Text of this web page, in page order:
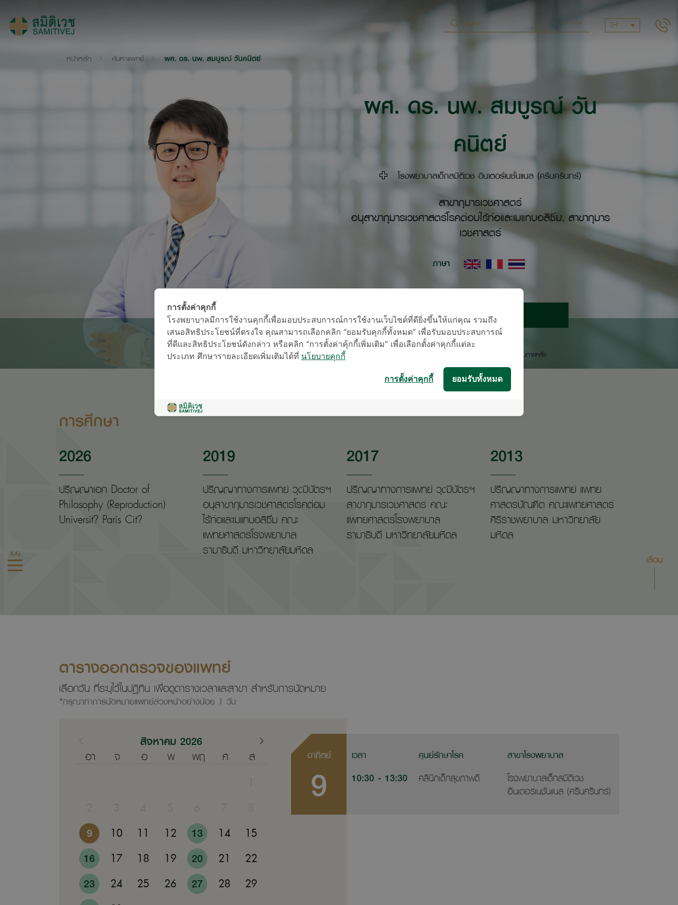
TH
เมนู
หน้าหลัก ค้นหาแพทย์ ผศ. ดร. นพ. สมบูรณ์ วันคนิตย์
ผศ. ดร. นพ. สมบูรณ์ วัน
คนิตย์
โรงพยาบาลเด็กสมิติเวช อินเตอร์เนชั่นแนล (ศรีนครินทร์)
สาขากุมารเวชศาสตร์
อนุสาขากุมารเวชศาสตร์โรคต่อมไร้ท่อและเมแทบอลิซึม, สาขากุมาร
เวชศาสตร์
ภาษา
นัดหมายแพทย์
ติดต่อสอบถาม
* เจ้าหน้าที่ของโรงพยาบาลจะติดต่อท่านกลับในภายหลัง
การศึกษา
2026
ปริญญาเอก Doctor of
Philosophy (Reproduction)
Universit? Paris Cit?
2019
ปริญญาทางการแพทย์ วุฒิบัตรฯ
อนุสาขากุมารเวชศาสตร์โรคต่อม
ไร้ท่อและเมแทบอลิซึม คณะ
แพทยศาสตร์โรงพยาบาล
รามาธิบดี มหาวิทยาลัยมหิดล
2017
ปริญญาทางการแพทย์ วุฒิบัตรฯ
สาขากุมารเวชศาสตร์ คณะ
แพทยศาสตร์โรงพยาบาล
รามาธิบดี มหาวิทยาลัยมหิดล
2013
ปริญญาทางการแพทย์ แพทย
ศาสตรบัณฑิต คณะแพทยศาสตร์
ศิริราชพยาบาล มหาวิทยาลัย
มหิดล
ตารางออกตรวจของแพทย์
เลือกวัน ที่ระบุไว้ในปฎิทิน เพื่อดูตารางเวลาและสาขา สำหรับการนัดหมาย
*กรุณาทำการนัดหมายแพทย์ล่วงหน้าอย่างน้อย 1 วัน
สิงหาคม 2026
อา
จ อ พ พฤ ศ
ส
9
10 11 12 13 14
15
16
17 18 19 20 21
22
23
24 25 26 27 28
29
อาทิตย์
9
เวลา ศูนย์รักษาโรค สาขาโรงพยาบาล
10:30 - 13:30 คลินิกเด็กสุขภาพดี
โรงพยาบาลเด็กสมิติเวช
อินเตอร์เนชั่นแนล (ศรีนครินทร์)
เลื่อน
การตั้งค่าคุกกี้
โรงพยาบาลมีการใช้งานคุกกี้เพื่อมอบประสบการณ์การใช้งานเว็บไซต์ที่ดียิ่งขึ้นให้แก่คุณ รวมถึง
เสนอสิทธิประโยชน์ที่ตรงใจ คุณสามารถเลือกคลิก “ยอมรับคุกกี้ทั้งหมด” เพื่อรับมอบประสบการณ์
ที่ดีและสิทธิประโยชน์ดังกล่าว หรือคลิก “การตั้งค่าคุ้กกี้เพิ่มเติม” เพื่อเลือกตั้งค่าคุกกี้แต่ละ
ประเภท ศึกษารายละเอียดเพิ่มเติมได้ที่ นโยบายคุกกี้
ยอมรับทั้งหมด
การตั้งค่าคุกกี้